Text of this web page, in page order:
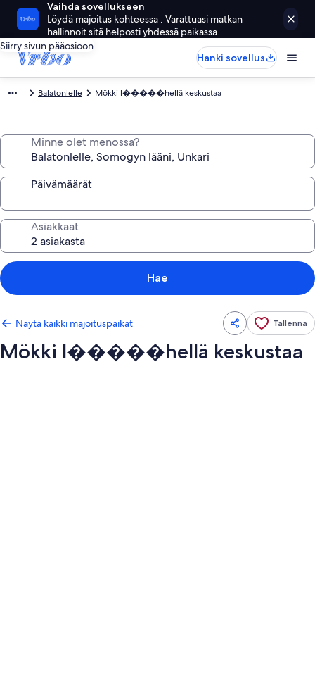
Vaihda sovellukseen
Löydä majoitus kohteessa . Varattuasi matkan
hallinnoit sitä helposti yhdessä paikassa.
Siirry sivun pääosioon
Hanki sovellus
Balatonlelle Mökki l�����hellä keskustaa
Minne olet menossa?
Päivämäärät
Asiakkaat
Hae
Näytä kaikki majoituspaikat Tallenna
Mökki l�����hellä keskustaa